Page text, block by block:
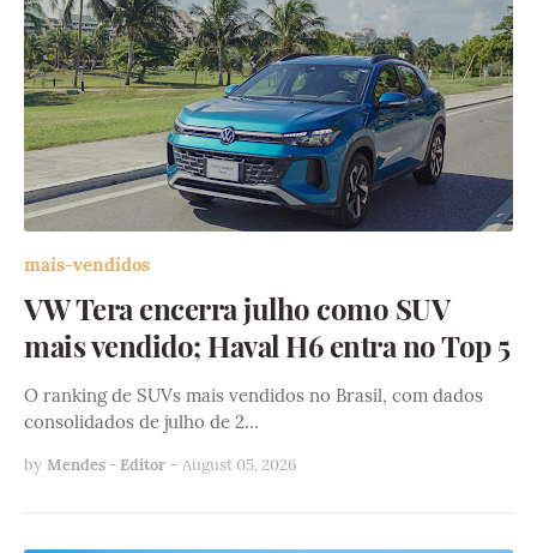
mais-vendidos
VW Tera encerra julho como SUV
mais vendido; Haval H6 entra no Top 5
O ranking de SUVs mais vendidos no Brasil, com dados
consolidados de julho de 2…
by Mendes - Editor - August 05, 2026